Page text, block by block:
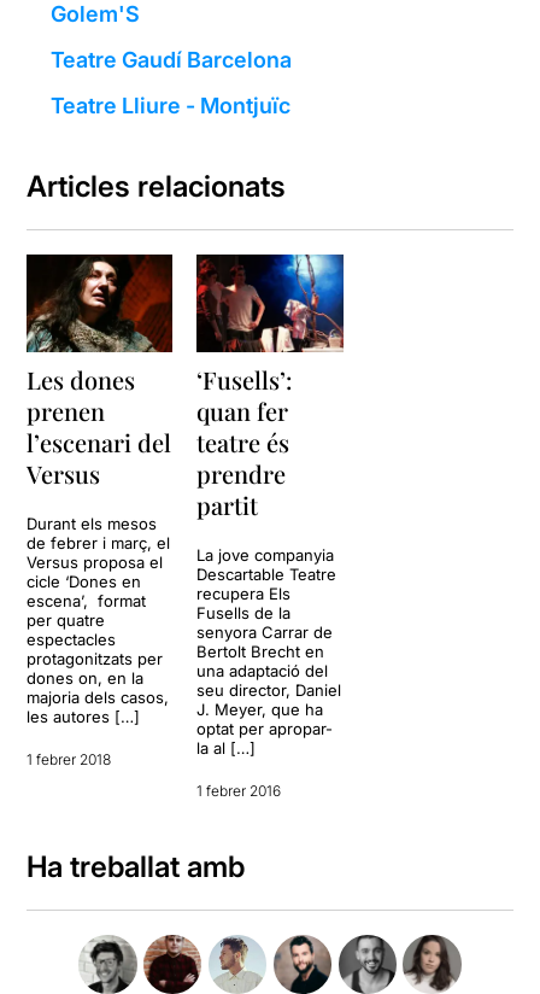
Golem'S
Teatre Gaudí Barcelona
Teatre Lliure - Montjuïc
Articles relacionats
Les dones
prenen
l’escenari del
Versus
Durant els mesos
de febrer i març, el
Versus proposa el
cicle ‘Dones en
escena’, format
per quatre
espectacles
protagonitzats per
dones on, en la
majoria dels casos,
les autores […]
1 febrer 2018
‘Fusells’:
quan fer
teatre és
prendre
partit
La jove companyia
Descartable Teatre
recupera Els
Fusells de la
senyora Carrar de
Bertolt Brecht en
una adaptació del
seu director, Daniel
J. Meyer, que ha
optat per apropar-
la al […]
1 febrer 2016
Ha treballat amb